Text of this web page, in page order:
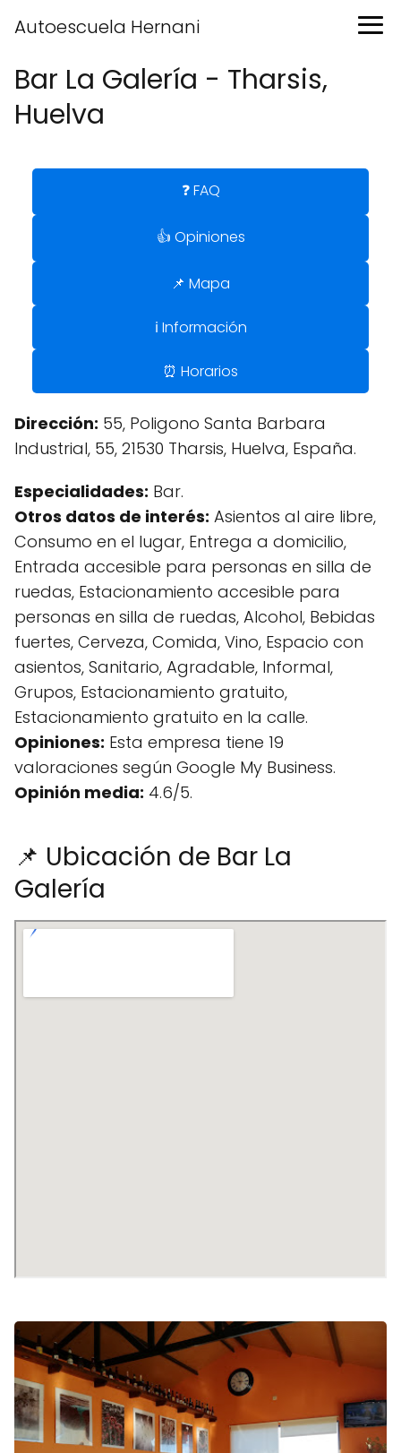
Autoescuela Hernani
Bar La Galería - Tharsis,
Huelva
❓ FAQ
👍 Opiniones
📌 Mapa
ℹ️ Información
⏰ Horarios
Dirección: 55, Poligono Santa Barbara
Industrial, 55, 21530 Tharsis, Huelva, España.
Especialidades: Bar.
Otros datos de interés: Asientos al aire libre,
Consumo en el lugar, Entrega a domicilio,
Entrada accesible para personas en silla de
ruedas, Estacionamiento accesible para
personas en silla de ruedas, Alcohol, Bebidas
fuertes, Cerveza, Comida, Vino, Espacio con
asientos, Sanitario, Agradable, Informal,
Grupos, Estacionamiento gratuito,
Estacionamiento gratuito en la calle.
Opiniones: Esta empresa tiene 19
valoraciones según Google My Business.
Opinión media: 4.6/5.
📌 Ubicación de Bar La
Galería